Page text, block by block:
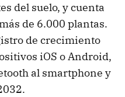
del suelo, y cuenta
de 6.000 plantas.
de crecimiento
iOS o Android,
al smartphone y